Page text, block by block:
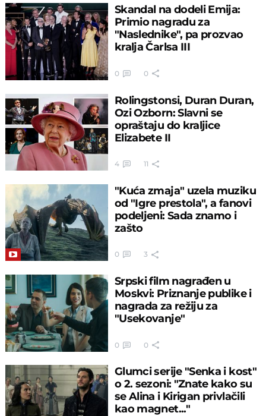
Skandal na dodeli Emija:
Primio nagradu za
"Naslednike", pa prozvao
kralja Čarlsa III
0 0
Rolingstonsi, Duran Duran,
Ozi Ozborn: Slavni se
opraštaju do kraljice
Elizabete II
4 11
"Kuća zmaja" uzela muziku
od "Igre prestola", a fanovi
podeljeni: Sada znamo i
zašto
0 3
Srpski film nagrađen u
Moskvi: Priznanje publike i
nagrada za režiju za
"Usekovanje"
0 0
Glumci serije "Senka i kost"
o 2. sezoni: "Znate kako su
se Alina i Kirigan privlačili
kao magnet..."